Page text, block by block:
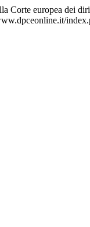
europea dei